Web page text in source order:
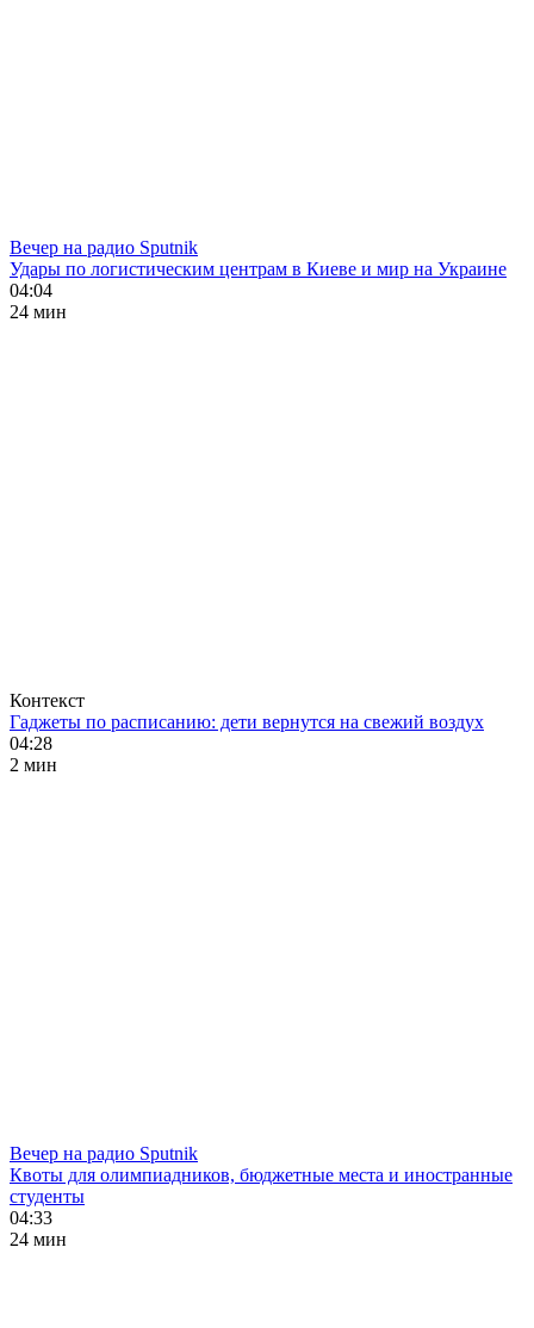
Вечер на радио Sputnik
Удары по логистическим центрам в Киеве и мир на Украине
04:04
24 мин
Контекст
Гаджеты по расписанию: дети вернутся на свежий воздух
04:28
2 мин
Вечер на радио Sputnik
Квоты для олимпиадников, бюджетные места и иностранные
студенты
04:33
24 мин